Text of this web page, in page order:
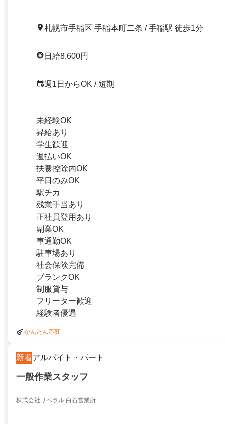
札幌市手稲区 手稲本町二条 / 手稲駅 徒歩1分
日給8,600円
週1日からOK / 短期
未経験OK
昇給あり
学生歓迎
週払いOK
扶養控除内OK
平日のみOK
駅チカ
残業手当あり
正社員登用あり
副業OK
車通勤OK
駐車場あり
社会保険完備
ブランクOK
制服貸与
フリーター歓迎
経験者優遇
かんたん応募
新着アルバイト・パート
一般作業スタッフ
株式会社リベラル 白石営業所